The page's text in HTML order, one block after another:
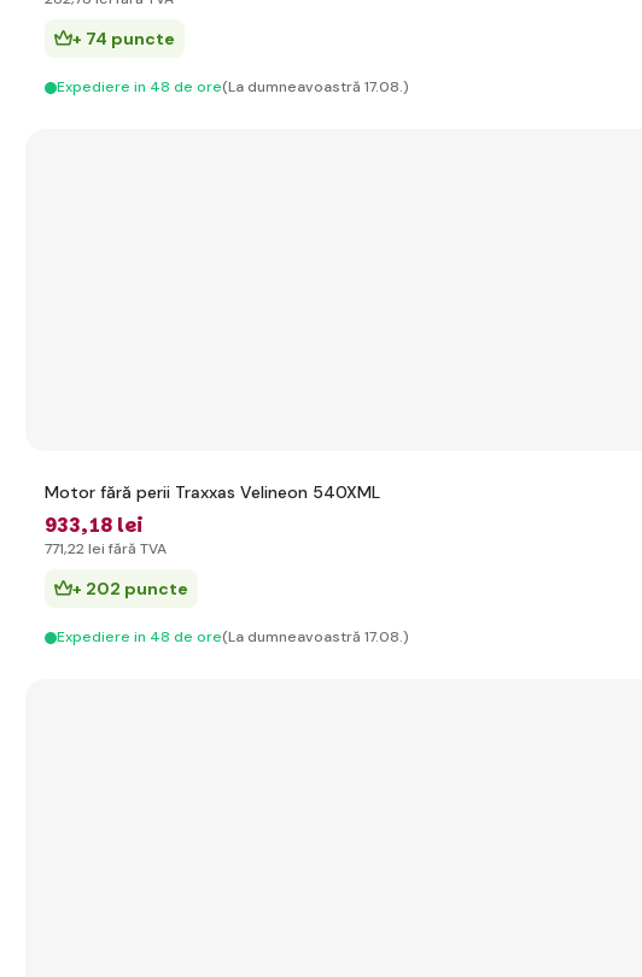
+ 74 puncte
Expediere in 48 de ore(La dumneavoastră 17.08.)
Motor fără perii Traxxas Velineon 540XML
933,18 lei
771,22 lei fără TVA
+ 202 puncte
Expediere in 48 de ore(La dumneavoastră 17.08.)